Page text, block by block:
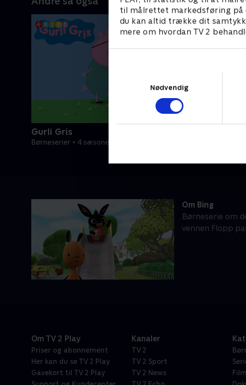
til målrettet markedsføring på
du kan altid trække dit
mere om hvordan TV 2
Nødvendig
Gurli Gris
Børneserier • 4 sæsoner
Om Bing
Børneserie om
vennen Flopp
Om TV 2 Play
Priser og abonnement
Her kan du se TV 2 Play
Gavekort til TV 2 Play
Kanaler
TV 2
TV 2 Sport
TV 2 News
Film